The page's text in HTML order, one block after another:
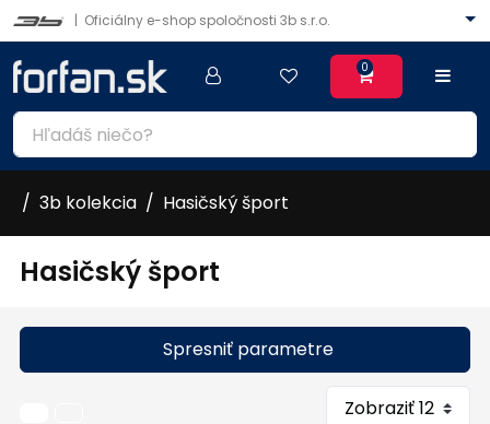
| Oficiálny e-shop spoločnosti 3b s.r.o.
0
3b kolekcia Hasičský šport
Hasičský šport
Spresniť parametre